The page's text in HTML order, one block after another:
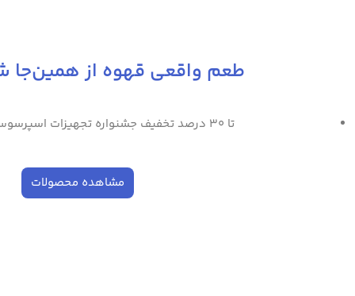
طعم واقعی قهوه از همین‌جا
تا ۳۰ درصد تخفیف جشنواره تجهیزات اسپرسوساز و ابزار باریستا
مشاهده محصولات